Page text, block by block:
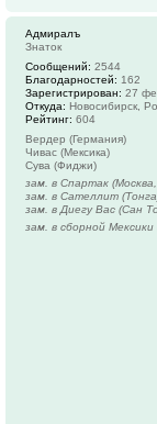
Адмиралъ
Знаток
Сообщений: 2544
Благодарностей: 162
Зарегистрирован: 27
Откуда: Новосибирск,
Рейтинг: 604
Вердер (Германия)
Чивас (Мексика)
Сува (Фиджи)
зам. в Спартак
зам. в Сателлит
зам. в Диегу Вас (Сан
зам. в сборной Мексики